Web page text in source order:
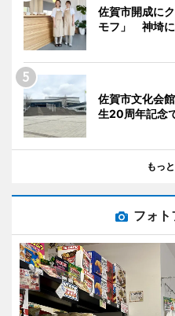
佐賀市開成に
モフ」 神埼に
佐賀市文化会
生20周年記念
もっ
フォト